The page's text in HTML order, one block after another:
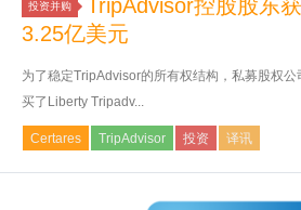
投资并购
TripAdvisor控股股东
3.25亿美元
为了稳定TripAdvisor的所有权结构，私募股权
买了Liberty Tripadv...
Certares TripAdvisor 投资 译讯